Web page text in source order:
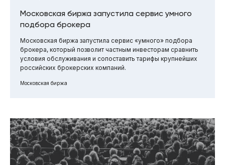
Московская биржа запустила сервис умного
подбора брокера
Московская биржа запустила сервис «умного» подбора
брокера, который позволит частным инвесторам сравнить
условия обслуживания и сопоставить тарифы крупнейших
российских брокерских компаний.
Московская биржа